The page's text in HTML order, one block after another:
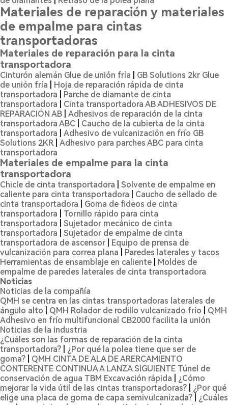
Materiales de reparación y materiales
de empalme para cintas
transportadoras
Materiales de reparación para la cinta
transportadora
Cinturón alemán Glue de unión fría
GB Solutions 2kr Glue
de unión fría
Hoja de reparación rápida de cinta
transportadora
Parche de diamante de cinta
transportadora
Cinta transportadora AB ADHESIVOS DE
REPARACIÓN AB
Adhesivos de reparación de la cinta
transportadora ABC
Caucho de la cubierta de la cinta
transportadora
Adhesivo de vulcanización en frío GB
Solutions 2KR
Adhesivo para parches ABC para cinta
transportadora
Materiales de empalme para la cinta
transportadora
Chicle de cinta transportadora
Solvente de empalme en
caliente para cinta transportadora
Caucho de sellado de
cinta transportadora
Goma de fideos de cinta
transportadora
Tornillo rápido para cinta
transportadora
Sujetador mecánico de cinta
transportadora
Sujetador de empalme de cinta
transportadora de ascensor
Equipo de prensa de
vulcanización para correa plana
Paredes laterales y tacos
Herramientas de ensamblaje en caliente
Moldes de
empalme de paredes laterales de cinta transportadora
Noticias
Noticias de la compañía
QMH se centra en las cintas transportadoras laterales de
ángulo alto
QMH Rolador de rodillo vulcanizado frío
QMH
Adhesivo en frío multifuncional CB2000 facilita la unión
Noticias de la industria
¿Cuáles son las formas de reparación de la cinta
transportadora?
¿Por qué la polea tiene que ser de
goma?
QMH CINTA DE ALA DE ARERCAMIENTO
CONTERENTE CONTINUA A LANZA SIGUIENTE Túnel de
conservación de agua TBM Excavación rápida
¿Cómo
mejorar la vida útil de las cintas transportadoras?
¿Por qué
elige una placa de goma de capa semivulcanizada?
¿Cuáles